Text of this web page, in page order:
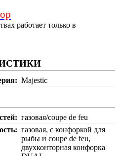
работает только в
Majestic
газовая/coupe de feu
газовая, с конфоркой для
рыбы и coupe de feu,
двухконторная конфорка